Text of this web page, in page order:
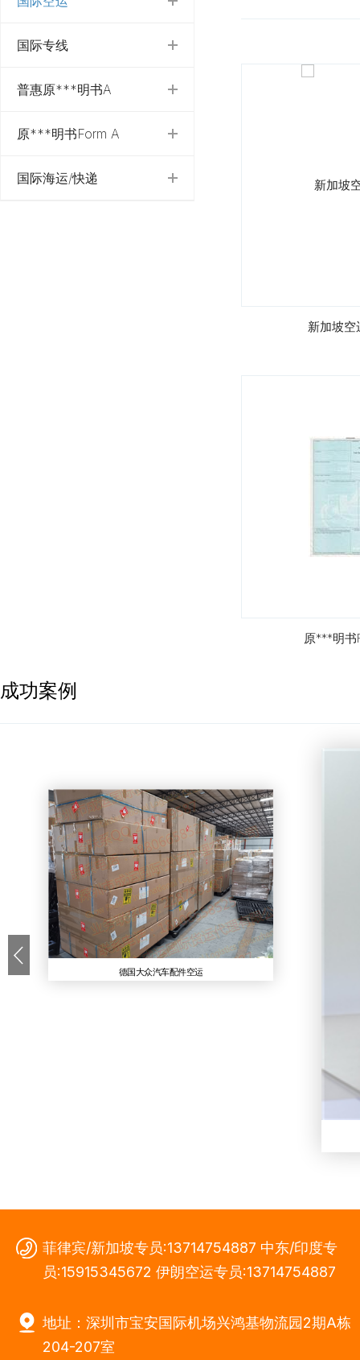
国际专线
普惠原***明书A
原***明书Form A
国际海运/快递
新加坡空
原***明书
成功案例
德国大众汽车配件空运
菲律宾/新加坡专员:13714754887 中东/印度专
员:15915345672 伊朗空运专员:13714754887
地址：深圳市宝安国际机场兴鸿基物流园2期A栋
204-207室